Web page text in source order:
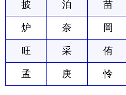
披 泊 苗
炉 奈 岡
旺 采 侑
孟 庚 怜